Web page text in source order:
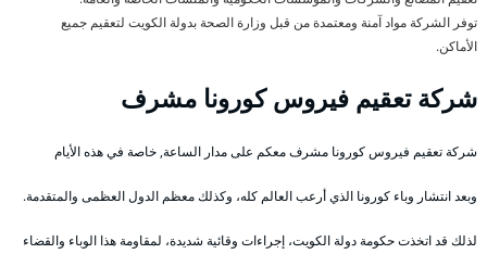
توفر الشركة مواد آمنة ومعتمدة من قبل وزارة الصحة بدولة الكويت لتعقيم جميع
الأماكن.
شركة تعقيم فيروس كورونا مشرف
شركة تعقيم فيروس كورونا مشرف معكم على مدار الساعة, خاصة في هذه الأيام
وبعد انتشار وباء كورونا الذي أرعب العالم كله، وكذلك معظم الدول العظمى والمتقدمة.
لذلك قد اتخذت حكومة دولة الكويت، إجراءات وقائية شديدة، لمقاومة هذا الوباء والقضاء